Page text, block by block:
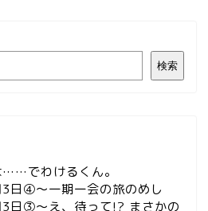
検索
でわけるくん。
日④～一期一会の旅のめし
3日③～え、待って!? まさかの